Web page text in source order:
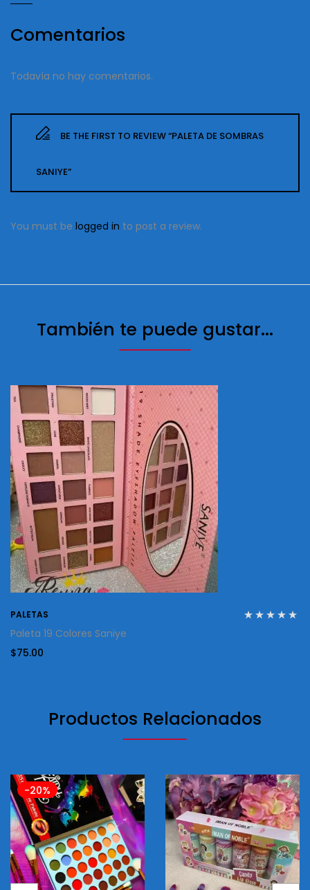
Comentarios
Todavía no hay comentarios.
BE THE FIRST TO REVIEW “PALETA DE SOMBRAS
SANIYE”
You must be logged in to post a review.
También te puede gustar...
PALETAS
Paleta 19 Colores Saniye
$75.00
Productos Relacionados
-20%